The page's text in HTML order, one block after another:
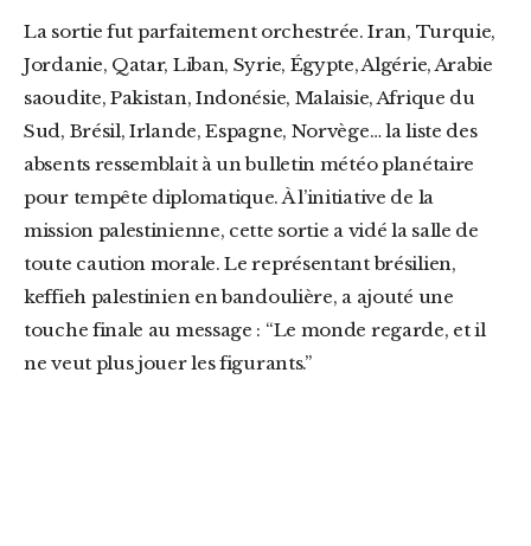
La sortie fut parfaitement orchestrée. Iran, Turquie,
Jordanie, Qatar, Liban, Syrie, Égypte, Algérie, Arabie
saoudite, Pakistan, Indonésie, Malaisie, Afrique du
Sud, Brésil, Irlande, Espagne, Norvège… la liste des
absents ressemblait à un bulletin météo planétaire
pour tempête diplomatique. À l’initiative de la
mission palestinienne, cette sortie a vidé la salle de
toute caution morale. Le représentant brésilien,
keffieh palestinien en bandoulière, a ajouté une
touche finale au message : “Le monde regarde, et il
ne veut plus jouer les figurants.”